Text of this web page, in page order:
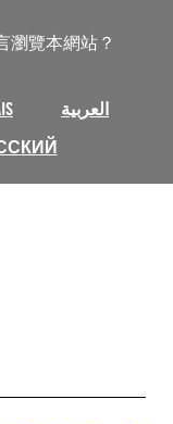
瀏覽本網站？
العربية